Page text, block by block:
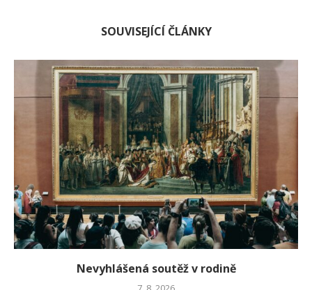
SOUVISEJÍCÍ ČLÁNKY
Nevyhlášená soutěž v rodině